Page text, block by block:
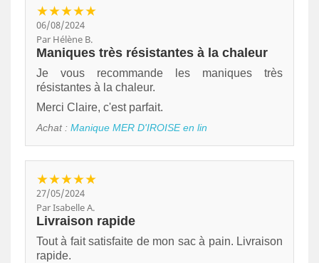
★★★★★
06/08/2024
Par Hélène B.
Maniques très résistantes à la chaleur
Je vous recommande les maniques très
résistantes à la chaleur.
Merci Claire, c'est parfait.
Achat : Manique MER D'IROISE en lin
★★★★★
27/05/2024
Par Isabelle A.
Livraison rapide
Tout à fait satisfaite de mon sac à pain. Livraison
rapide.